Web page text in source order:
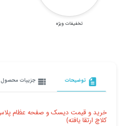
تخفیفات ویژه
description توضیحات view_list جزییات محصول
کلاچ ارتقا یافته)